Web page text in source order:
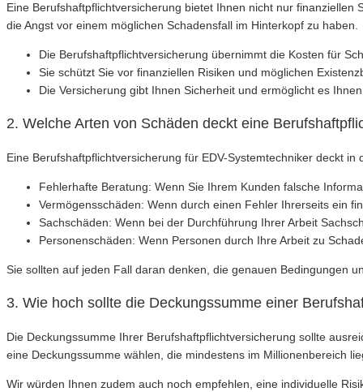
Eine Berufshaftpflichtversicherung bietet Ihnen nicht nur
die Angst vor einem möglichen Schadensfall im Hinterkopf zu haben.
Die Berufshaftpflichtversicherung übernimmt die Kosten für
Sie schützt Sie vor finanziellen Risiken und möglichen
Die Versicherung gibt Ihnen Sicherheit und ermöglicht es
2. Welche Arten von Schäden deckt eine
Eine Berufshaftpflichtversicherung für EDV-Systemtechniker deckt
Fehlerhafte Beratung: Wenn Sie Ihrem Kunden falsche
Vermögensschäden: Wenn durch einen Fehler Ihrerseits ein
Sachschäden: Wenn bei der Durchführung Ihrer Arbeit
Personenschäden: Wenn Personen durch Ihre Arbeit zu
Sie sollten auf jeden Fall daran denken, die genauen Bedingungen
3. Wie hoch sollte die Deckungssumme einer
Die Deckungssumme Ihrer Berufshaftpflichtversicherung sollte
eine Deckungssumme wählen, die mindestens im Millionenbereich
Wir würden Ihnen zudem auch noch empfehlen, eine individuelle